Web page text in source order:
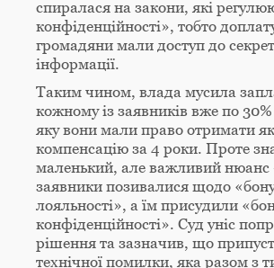
спиралася на закони, які
конфіденційності», тобто
громадяни мали доступ до
інформації.
Таким чином, влада мусила
кожному із заявників вже по
яку вони мали право отримати як
компенсацію за 4 роки. Проте
маленький, але важливий
заявники позивалися щодо
лояльності», а їм присудили
конфіденційності». Суд уніс
рішення та зазначив, що
технічної помилки, яка разом з